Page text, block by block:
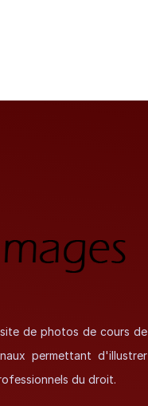
site de photos de cours de
permettant d'illustrer
du droit.